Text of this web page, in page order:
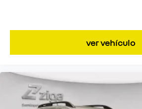
ver vehículo